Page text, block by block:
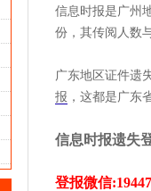
信息时报是广州
份，其传阅人数
广东地区证件遗
报 ，这都是广东
信息时报遗失
登报微信